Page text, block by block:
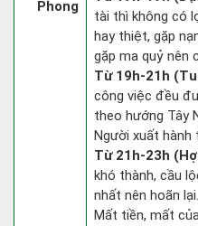
Phong
tài thì không có
hay thiệt, gặp
gặp ma quỷ nên
Từ 19h-21h
công việc đều
theo hướng Tây
Người xuất hành
Từ 21h-23h
khó thành, cầu
nhất nên hoãn
Mất tiền, mất